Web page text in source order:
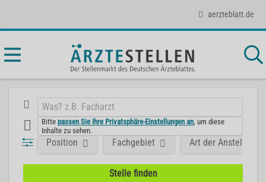
aerzteblatt.de
Bittepassen Sie Ihre Privatsphäre-Einstellungen an , um diese
Inhalte zu sehen.
Position Fachgebiet Art der Anstellung